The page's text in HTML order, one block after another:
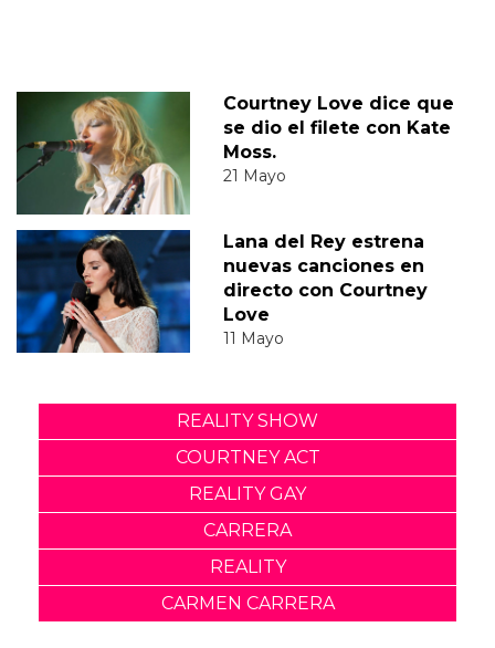
Courtney Love dice que
se dio el filete con Kate
Moss.
21 Mayo
Lana del Rey estrena
nuevas canciones en
directo con Courtney
Love
11 Mayo
REALITY SHOW
COURTNEY ACT
REALITY GAY
CARRERA
REALITY
CARMEN CARRERA